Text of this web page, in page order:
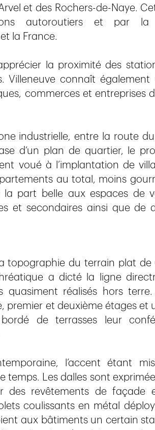
et des Rochers-de-Naye.
autoroutiers et par la
la France.
la proximité des
Villeneuve connaît
commerces et entreprises
industrielle, entre la route
d’un plan de quartier, le
voué à l’implantation de
au total, moins
la part belle aux espaces de
et secondaires ainsi que de
topographie du terrain plat de
a dicté la ligne
quasiment réalisés hors
premier et deuxième étages et
de terrasses leur
l’accent étant
temps. Les dalles sont
des revêtements de façade
coulissants en métal
aux bâtiments un certain